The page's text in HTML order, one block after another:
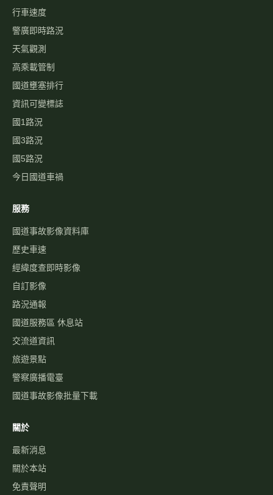
行車速度
警廣即時路況
天氣觀測
高乘載管制
國道壅塞排行
資訊可變標誌
國1路況
國3路況
國5路況
今日國道車禍
服務
國道事故影像資料庫
歷史車速
經緯度查即時影像
自訂影像
路況通報
國道服務區 休息站
交流道資訊
旅遊景點
警察廣播電臺
國道事故影像批量下載
關於
最新消息
關於本站
免責聲明